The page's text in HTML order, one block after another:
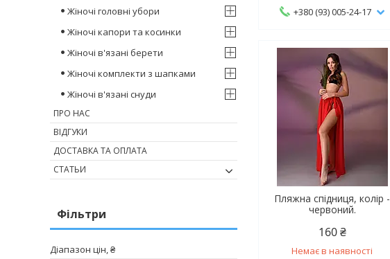
+380 (93) 005-24-17
Пляжна спідниця, колір -
червоний.
160 ₴
Немає в наявності
Жіночі головні убори
Жіночі капори та косинки
Жіночі в'язані берети
Жіночі комплекти з шапками
Жіночі в'язані снуди
ПРО НАС
ВІДГУКИ
ДОСТАВКА ТА ОПЛАТА
СТАТЬИ
Фільтри
Діапазон цін, ₴